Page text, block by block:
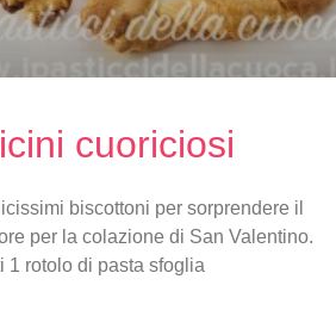
cuoriciosi
biscottoni per sorprendere il
per la colazione di San Valentino.
1 rotolo di pasta sfoglia